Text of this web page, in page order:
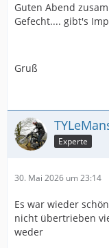
Guten Abend
Gefecht.... gibt's
Gruß
Experte
30. Mai 2026 um 23:14
Es war wieder
nicht übertrieben
weder